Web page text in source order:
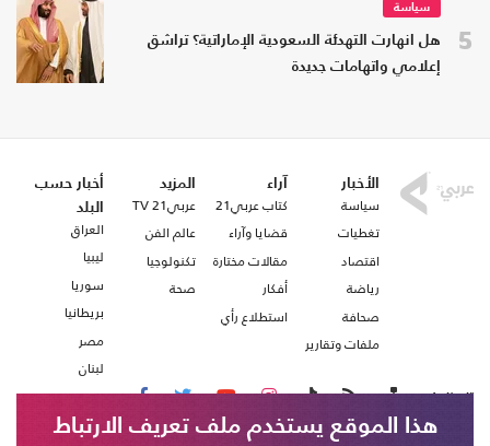
5
سياسة
هل انهارت التهدئة السعودية الإماراتية؟ تراشق
إعلامي واتهامات جديدة
الأخبار
سياسة
تغطيات
اقتصاد
رياضة
صحافة
ملفات وتقارير
آراء
كتاب عربي21
قضايا وآراء
مقالات مختارة
أفكار
استطلاع رأي
المزيد
عربي21 TV
عالم الفن
تكنولوجيا
صحة
أخبار حسب
البلد
العراق
ليبيا
سوريا
بريطانيا
مصر
لبنان
تابعنا على
هذا الموقع يستخدم ملف تعريف الارتباط